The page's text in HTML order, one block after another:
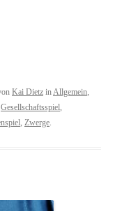
Kai Dietz inAllgemein,
Gesellschaftsspiel,
, Zwerge.